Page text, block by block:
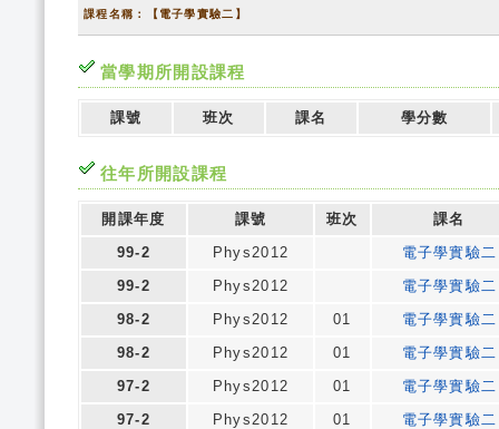
課程名稱：【電子學實驗二】
當學期所開設課程
課號 班次 課名 學分數
往年所開設課程
開課年度 課號 班次
課名
99-2
Phys2012
電子學實驗二
99-2
Phys2012
電子學實驗二
98-2
Phys2012 01
電子學實驗二
98-2
Phys2012 01
電子學實驗二
97-2
Phys2012 01
電子學實驗二
97-2
Phys2012 01
電子學實驗二